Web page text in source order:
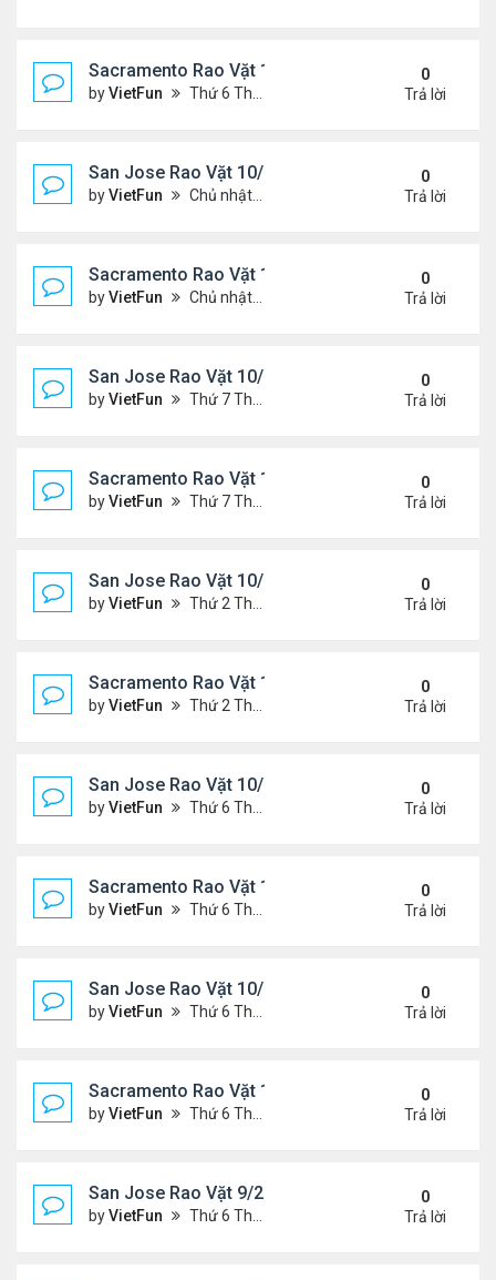
Sacramento Rao Vặt 11/5/21 - 11/12/21
byVietFun Thứ 6 Tháng 11 05, 2021 11:30 am
0
Trả lời
San Jose Rao Vặt 10/29/21 - 11/5/21
byVietFun Chủ nhật Tháng 10 31, 2021 12:19 pm
0
Trả lời
Sacramento Rao Vặt 10/29/21 - 11/5/21
byVietFun Chủ nhật Tháng 10 31, 2021 11:59 am
0
Trả lời
San Jose Rao Vặt 10/22/21 - 10/29/21
byVietFun Thứ 7 Tháng 10 23, 2021 8:17 am
0
Trả lời
Sacramento Rao Vặt 10/22/21 - 10/29/21
byVietFun Thứ 7 Tháng 10 23, 2021 8:10 am
0
Trả lời
San Jose Rao Vặt 10/15/21- 10/22/21
byVietFun Thứ 2 Tháng 10 18, 2021 9:32 pm
0
Trả lời
Sacramento Rao Vặt 10/15/21- 10/22/21
byVietFun Thứ 2 Tháng 10 18, 2021 9:26 pm
0
Trả lời
San Jose Rao Vặt 10/8/21- 10/15/21
byVietFun Thứ 6 Tháng 10 08, 2021 11:27 pm
0
Trả lời
Sacramento Rao Vặt 10/8/21- 10/15/21
byVietFun Thứ 6 Tháng 10 08, 2021 11:20 pm
0
Trả lời
San Jose Rao Vặt 10/1/21 - 10/8/21
byVietFun Thứ 6 Tháng 10 01, 2021 1:04 pm
0
Trả lời
Sacramento Rao Vặt 10/1/21 - 10/8/21
byVietFun Thứ 6 Tháng 10 01, 2021 12:57 pm
0
Trả lời
San Jose Rao Vặt 9/24/21- 10/1/21
byVietFun Thứ 6 Tháng 9 24, 2021 8:08 pm
0
Trả lời